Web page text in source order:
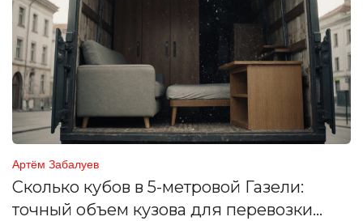
Артём Забалуев
Сколько кубов в 5-метровой Газели:
точный объем кузова для перевозки